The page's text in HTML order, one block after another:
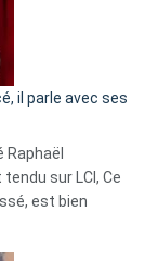
il parle avec ses
Raphaël
sur LCI, Ce
est bien